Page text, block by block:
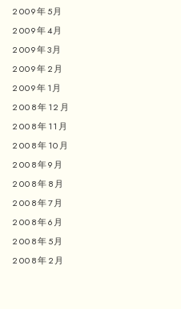
2009年5月
2009年4月
2009年3月
2009年2月
2009年1月
2008年12月
2008年11月
2008年10月
2008年9月
2008年8月
2008年7月
2008年6月
2008年5月
2008年2月